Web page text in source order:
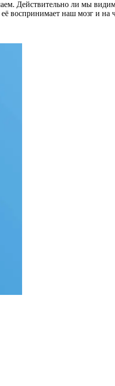
Действительно ли мы
воспринимает наш мозг и на